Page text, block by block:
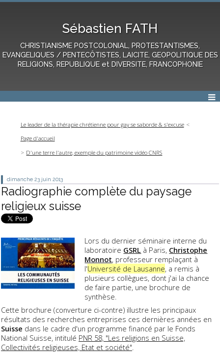
Sébastien FATH
CHRISTIANISME POSTCOLONIAL, PROTESTANTISMES,
EVANGELIQUES / PENTECÔTISTES, LAICITE, GEOPOLITIQUE DES
RELIGIONS, REPUBLIQUE et DIVERSITE, FRANCOPHONIE
Le leader de la thérapie chrétienne pour gay se saborde & s'excuse
Page d'accueil
D'une terre l'autre, exemple du patrimoine vidéo CNRS
dimanche 23 juin 2013
Radiographie complète du paysage
religieux suisse
Lors du dernier séminaire interne du
laboratoire GSRL à Paris, Christophe
Monnot, professeur remplaçant à
l'Université de Lausanne, a remis à
plusieurs collègues, dont j'ai la chance
de faire partie, une brochure de
synthèse.
Cette brochure (converture ci-contre) illustre les principaux
résultats des recherches entreprises ces dernières années en
Suisse dans le cadre d'un programme financé par le Fonds
National Suisse, intitulé PNR 58, "Les religions en Suisse,
Collectivités religieuses, Etat et société".